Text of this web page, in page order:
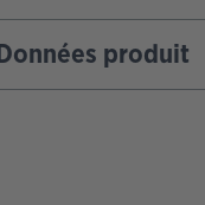
Données produit